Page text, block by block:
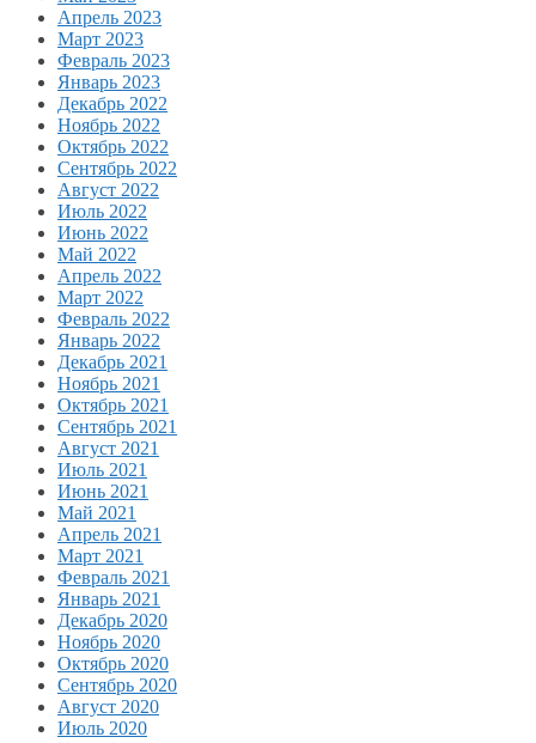
Апрель 2023
Март 2023
Февраль 2023
Январь 2023
Декабрь 2022
Ноябрь 2022
Октябрь 2022
Сентябрь 2022
Август 2022
Июль 2022
Июнь 2022
Май 2022
Апрель 2022
Март 2022
Февраль 2022
Январь 2022
Декабрь 2021
Ноябрь 2021
Октябрь 2021
Сентябрь 2021
Август 2021
Июль 2021
Июнь 2021
Май 2021
Апрель 2021
Март 2021
Февраль 2021
Январь 2021
Декабрь 2020
Ноябрь 2020
Октябрь 2020
Сентябрь 2020
Август 2020
Июль 2020